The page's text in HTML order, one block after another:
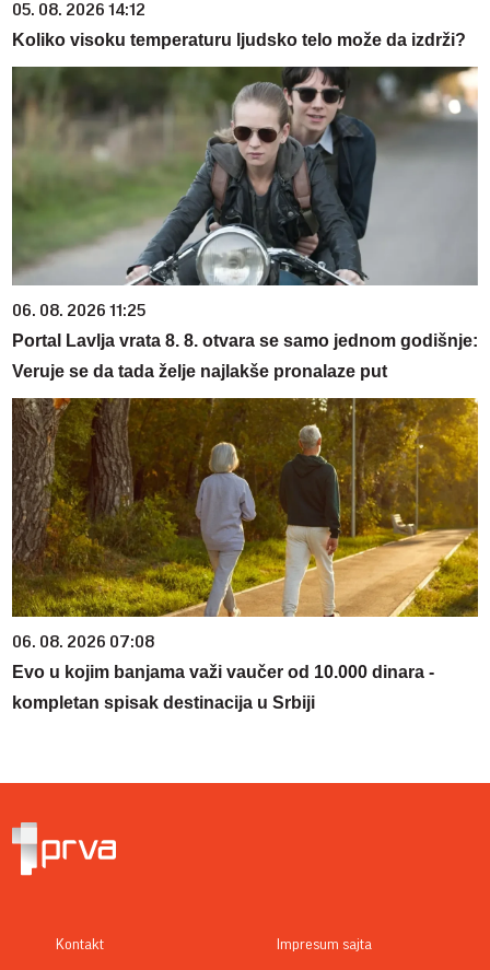
05. 08. 2026 14:12
Koliko visoku temperaturu ljudsko telo može da izdrži?
06. 08. 2026 11:25
Portal Lavlja vrata 8. 8. otvara se samo jednom godišnje:
Veruje se da tada želje najlakše pronalaze put
06. 08. 2026 07:08
Evo u kojim banjama važi vaučer od 10.000 dinara -
kompletan spisak destinacija u Srbiji
Kontakt Impresum sajta